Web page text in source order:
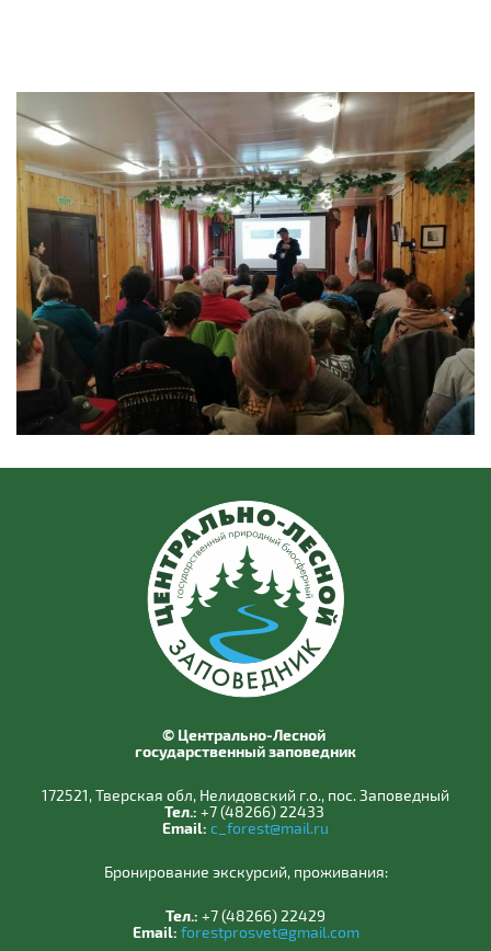
© Центрально-Лесной
государственный заповедник
172521, Тверская обл, Нелидовский г.о., пос. Заповедный
Тел.: +7 (48266) 22433
Email: c_forest@mail.ru
Бронирование экскурсий, проживания:
Тел.: +7 (48266) 22429
Email: forestprosvet@gmail.com